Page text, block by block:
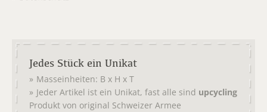
Jedes Stück ein Unikat
Masseinheiten: B x H x T
Jeder Artikel ist ein Unikat, fast alle sind upcycling
Produkt von original Schweizer Armee